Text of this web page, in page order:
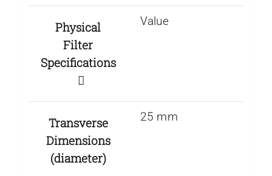
Physical
Filter
Specifications
Value
Transverse
Dimensions
(diameter)
25 mm